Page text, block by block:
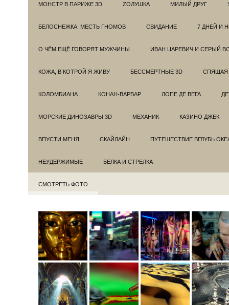
МОНСТР В ПАРИЖЕ 3D ZОЛУШКА МИЛЫЙ ДРУГ
БЕЛОСНЕЖКА: МЕСТЬ ГНОМОВ СВИДАНИЕ 7 ДНЕЙ И
О ЧЁМ ЕЩЁ ГОВОРЯТ МУЖЧИНЫ ИВАН ЦАРЕВИЧ И СЕРЫЙ
КОЖА, В КОТРОЙ Я ЖИВУ БЕССМЕРТНЫЕ 3D СПЯЩАЯ
КОЛОМБИАНА КОНАН-ВАРВАР ЛОПЕ ДЕ ВЕГА
МОРСКИЕ ДИНОЗАВРЫ 3D МЕХАНИК КАЗИНО ДЖЕК
ВПУСТИ МЕНЯ СКАЙЛАЙН ПУТЕШЕСТВИЕ ВГЛУБЬ
НЕУДЕРЖИМЫЕ БЕЛКА И СТРЕЛКА
СМОТРЕТЬ ФОТО